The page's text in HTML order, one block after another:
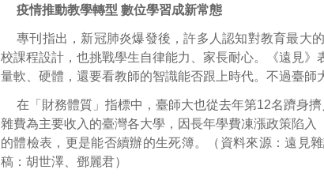
疫情推動教學轉型 數位學習成新常態
專刊指出，新冠肺炎爆發後，許多人認知對教育最大
校課程設計，也挑戰學生自律能力、家長耐心。《遠見
量軟、硬體，還要看教師的智識能否跟上時代。不過臺師
在「財務體質」指標中，臺師大也從去年第12名躋身
雜費為主要收入的臺灣各大學，因長年學費凍漲政策陷
的體檢表，更是能否續辦的生死簿。（資料來源：遠見
稿：胡世澤、鄧麗君）